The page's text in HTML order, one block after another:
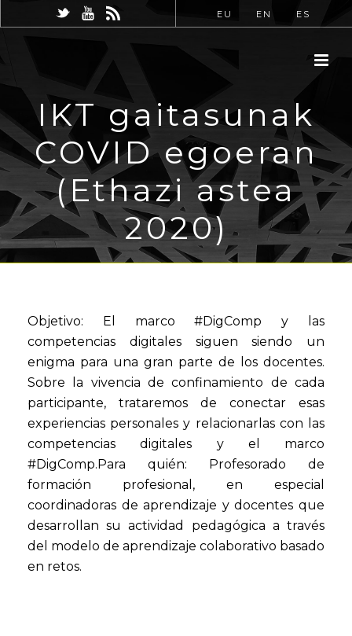
EU EN ES
IKT gaitasunak
COVID egoeran
(Ethazi astea
2020)
Objetivo: El marco #DigComp y las
competencias digitales siguen siendo un
enigma para una gran parte de los docentes.
Sobre la vivencia de confinamiento de cada
participante, trataremos de conectar esas
experiencias personales y relacionarlas con las
competencias digitales y el marco
#DigComp.Para quién: Profesorado de
formación profesional, en especial
coordinadoras de aprendizaje y docentes que
desarrollan su actividad pedagógica a través
del modelo de aprendizaje colaborativo basado
en retos.